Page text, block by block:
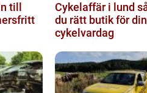
Cykelaffär i lund så väljer
du rätt butik för din
cykelvardag